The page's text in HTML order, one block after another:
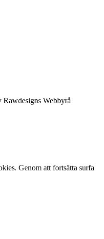
Webbyrå
Genom att fortsätta surfa